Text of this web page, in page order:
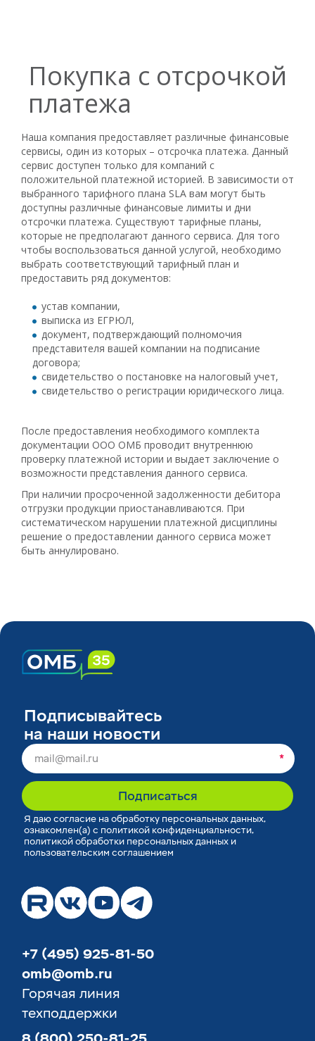
Покупка с отсрочкой
платежа
Наша компания предоставляет различные финансовые
сервисы, один из которых – отсрочка платежа. Данный
сервис доступен только для компаний с
положительной платежной историей. В зависимости от
выбранного тарифного плана SLA вам могут быть
доступны различные финансовые лимиты и дни
отсрочки платежа. Существуют тарифные планы,
которые не предполагают данного сервиса. Для того
чтобы воспользоваться данной услугой, необходимо
выбрать соответствующий тарифный план и
предоставить ряд документов:
устав компании,
выписка из ЕГРЮЛ,
документ, подтверждающий полномочия
представителя вашей компании на подписание
договора;
свидетельство о постановке на налоговый учет,
свидетельство о регистрации юридического лица.
После предоставления необходимого комплекта
документации ООО ОМБ проводит внутреннюю
проверку платежной истории и выдает заключение о
возможности представления данного сервиса.
При наличии просроченной задолженности дебитора
отгрузки продукции приостанавливаются. При
систематическом нарушении платежной дисциплины
решение о предоставлении данного сервиса может
быть аннулировано.
Подписывайтесь
на наши новости
*
Подписаться
Я даю согласие на обработку персональных данных,
ознакомлен(а) с политикой конфиденциальности,
политикой обработки персональных данных и
пользовательским соглашением
+7 (495) 925-81-50
omb@omb.ru
Горячая линия
техподдержки